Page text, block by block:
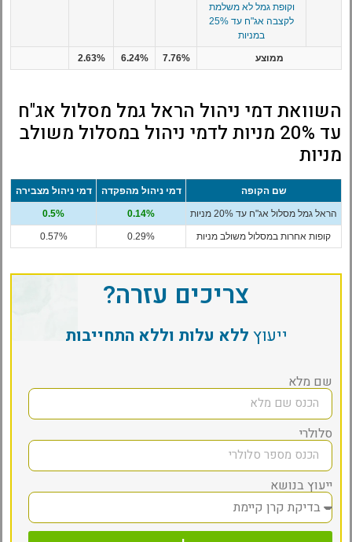
וקופת גמל לא משלמת
לקצבה אג"ח עד 25%
במניות
ממוצע 7.76%
6.24%
2.63%
השוואת דמי ניהול הראל גמל מסלול אג"ח
עד 20% מניות לדמי ניהול במסלול משולב
מניות
שם הקופה דמי ניהול מהפקדה דמי ניהול מצבירה
הראל גמל מסלול אג"ח עד 20% מניות 0.14%
0.5%
קופות אחרות במסלול משולב מניות 0.29%
0.57%
צריכים עזרה?
ייעוץללא עלות וללא התחייבות
שם מלא
סלולרי
ייעוץ בנושא